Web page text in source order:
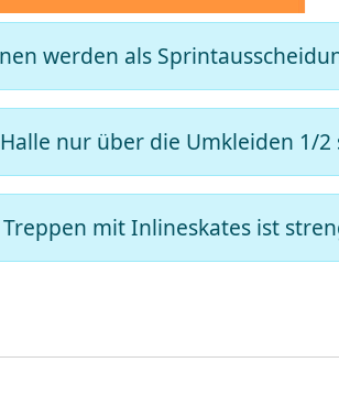
werden als
nur über die Umkleiden 1/2
mit Inlineskates ist